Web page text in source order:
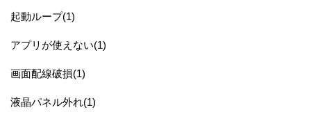
起動ループ(1)
アプリが使えない(1)
画面配線破損(1)
液晶パネル外れ(1)